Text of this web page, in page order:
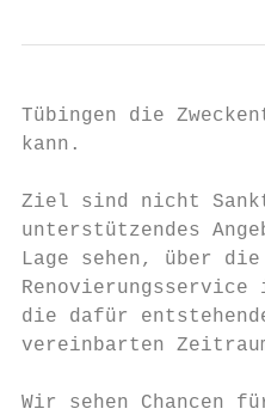
Tübingen die
kann.
Ziel sind nicht
unterstützendes
Lage sehen, über
Renovierungsservice
die dafür
vereinbarten
Wir sehen Chancen